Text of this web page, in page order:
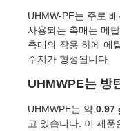
UHMW-PE는 주로
사용되는 촉매는 메
촉매의 작용 하에 에
수지가 형성됩니다.
UHMWPE는 방
UHMWPE는 약 0.97
고 있습니다. 이 제품